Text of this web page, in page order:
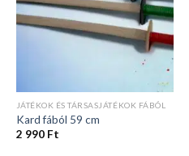
JÁTÉKOK ÉS TÁRSASJÁTÉKOK FÁBÓL
Kard fából 59 cm
2 990 Ft